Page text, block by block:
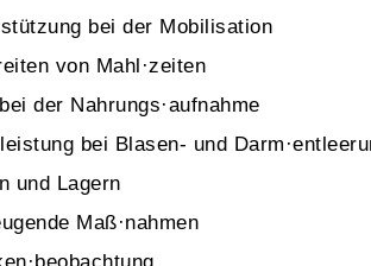
bei der Mobilisation
von Mahl·zeiten
der Nahrungs·aufnahme
bei Blasen- und
und Lagern
Maß·nahmen